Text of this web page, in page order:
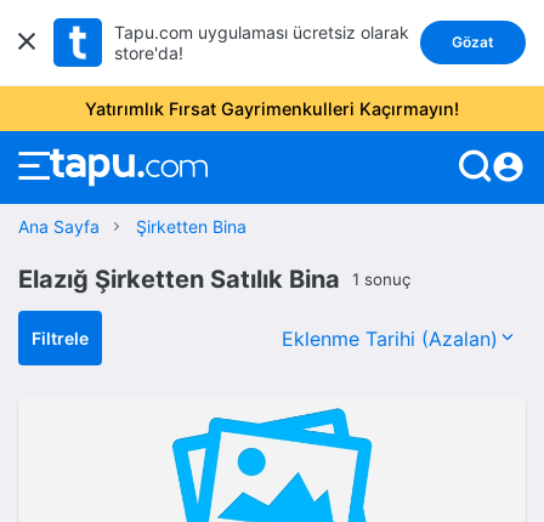
Tapu.com uygulaması ücretsiz olarak
store'da!
Gözat
Yatırımlık Fırsat Gayrimenkulleri Kaçırmayın!
account_circle
Ana Sayfa Şirketten Bina
Elazığ Şirketten Satılık Bina 1 sonuç
Filtrele